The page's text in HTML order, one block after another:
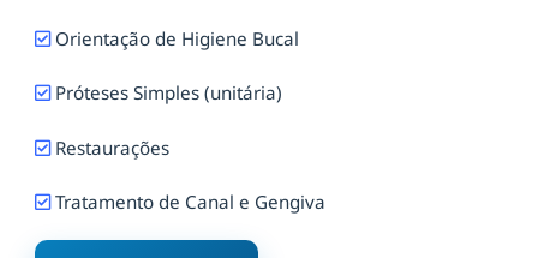
Orientação de Higiene Bucal
Próteses Simples (unitária)
Restaurações
Tratamento de Canal e Gengiva